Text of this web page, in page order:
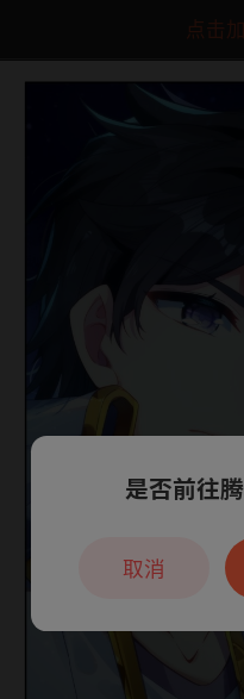
点击
本章节仅支持
是否前往
取消